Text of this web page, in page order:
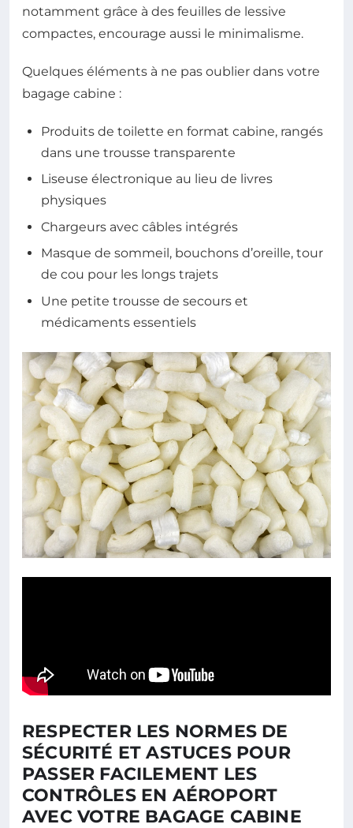
notamment grâce à des feuilles de lessive
compactes, encourage aussi le minimalisme.
Quelques éléments à ne pas oublier dans votre
bagage cabine :
Produits de toilette en format cabine, rangés
dans une trousse transparente
Liseuse électronique au lieu de livres
physiques
Chargeurs avec câbles intégrés
Masque de sommeil, bouchons d’oreille, tour
de cou pour les longs trajets
Une petite trousse de secours et
médicaments essentiels
RESPECTER LES NORMES DE
SÉCURITÉ ET ASTUCES POUR
PASSER FACILEMENT LES
CONTRÔLES EN AÉROPORT
AVEC VOTRE BAGAGE CABINE